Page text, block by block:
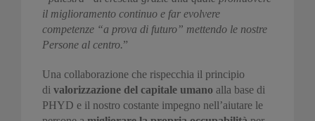
il miglioramento continuo e far evolvere
competenze “a prova di futuro” mettendo le nostre
Persone al centro.”
Una collaborazione che rispecchia il principio
di valorizzazione del capitale umano alla base di
PHYD e il nostro costante impegno nell’aiutare le